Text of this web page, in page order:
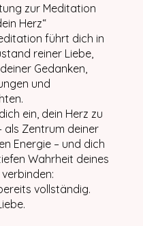
zur Meditation
Herz“
führt dich in
reiner Liebe,
Gedanken,
und
ein, dein Herz zu
als Zentrum deiner
Energie – und dich
Wahrheit deines
verbinden:
vollständig.